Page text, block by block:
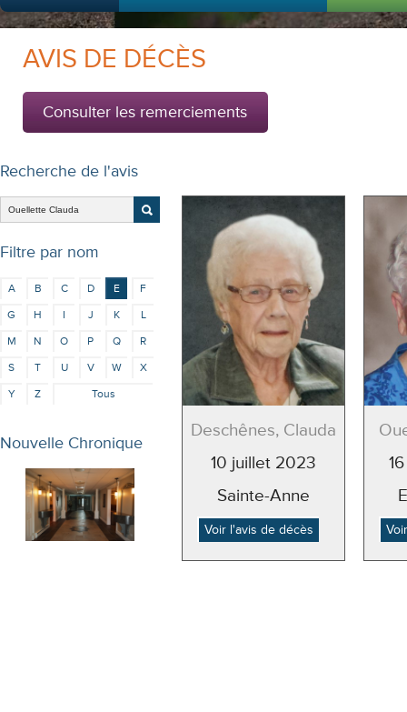
AVIS DE DÉCÈS
Consulter les remerciements
Recherche de l'avis
Filtre par nom
A B C D E
F
G
H I J K
L
M
N O P Q
R
S
T U V W
X
Y
Z Tous
Deschênes, Clauda
10 juillet 2023
Sainte-Anne
Voir l'avis de décès
Nouvelle Chronique